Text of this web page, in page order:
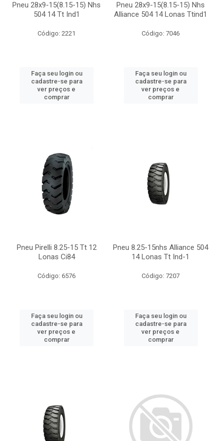
Pneu 28x9-15(8.15-15) Nhs
504 14 Tt Ind1
Código: 2221
Faça seu login ou
cadastre-se para
ver preços e
comprar
Pneu 28x9-15(8.15-15) Nhs
Alliance 504 14 Lonas Ttind1
Código: 7046
Faça seu login ou
cadastre-se para
ver preços e
comprar
Pneu Pirelli 8.25-15 Tt 12
Lonas Ci84
Código: 6576
Faça seu login ou
cadastre-se para
ver preços e
comprar
Pneu 8.25-15nhs Alliance 504
14 Lonas Tt Ind-1
Código: 7207
Faça seu login ou
cadastre-se para
ver preços e
comprar